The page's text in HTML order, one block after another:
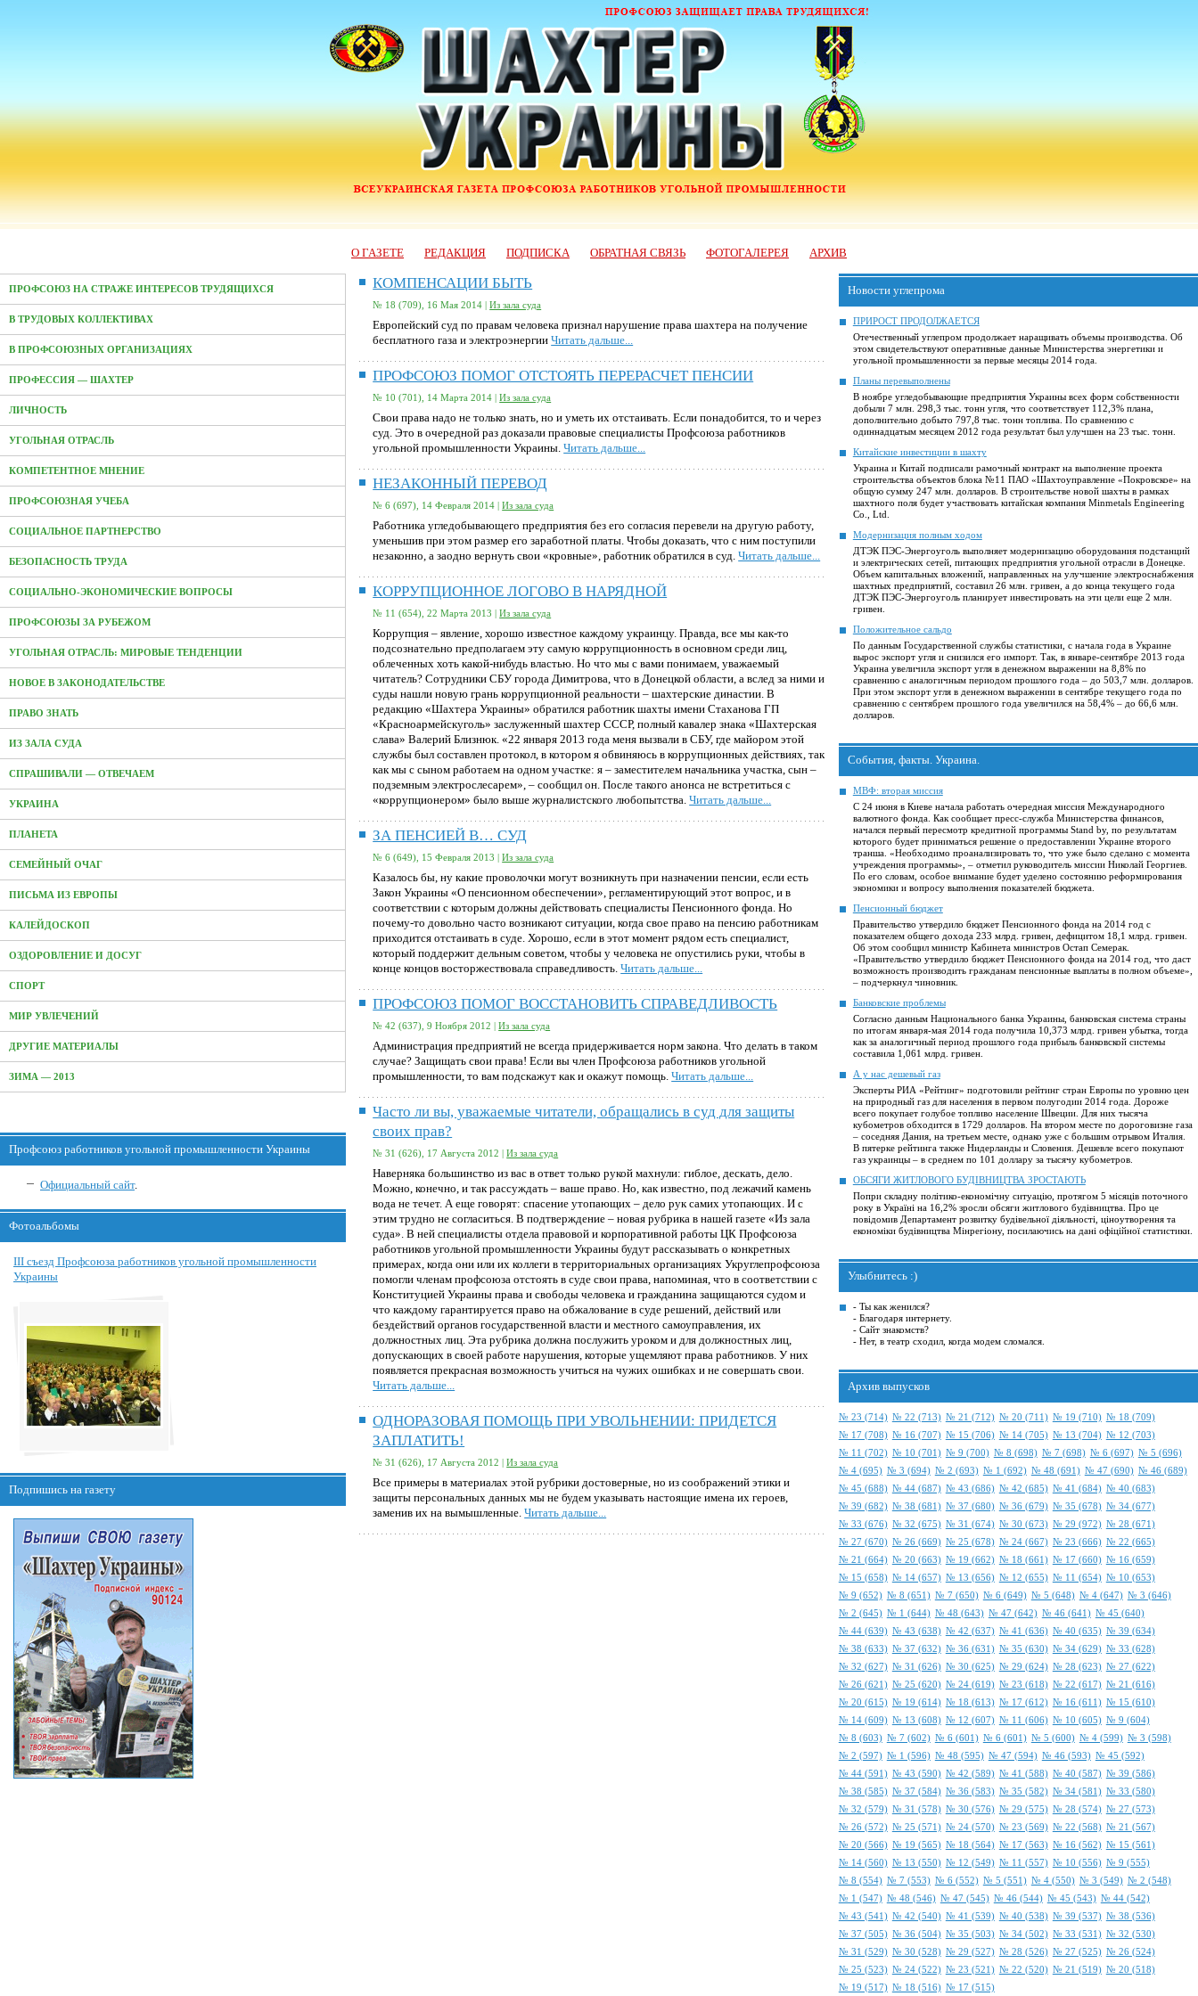
О ГАЗЕТЕ РЕДАКЦИЯ ПОДПИСКА ОБРАТНАЯ СВЯЗЬ ФОТОГАЛЕРЕЯ АРХИВ
ПРОФСОЮЗ НА СТРАЖЕ ИНТЕРЕСОВ ТРУДЯЩИХСЯ
В ТРУДОВЫХ КОЛЛЕКТИВАХ
В ПРОФСОЮЗНЫХ ОРГАНИЗАЦИЯХ
ПРОФЕССИЯ — ШАХТЕР
ЛИЧНОСТЬ
УГОЛЬНАЯ ОТРАСЛЬ
КОМПЕТЕНТНОЕ МНЕНИЕ
ПРОФСОЮЗНАЯ УЧЕБА
СОЦИАЛЬНОЕ ПАРТНЕРСТВО
БЕЗОПАСНОСТЬ ТРУДА
СОЦИАЛЬНО-ЭКОНОМИЧЕСКИЕ ВОПРОСЫ
ПРОФСОЮЗЫ ЗА РУБЕЖОМ
УГОЛЬНАЯ ОТРАСЛЬ: МИРОВЫЕ ТЕНДЕНЦИИ
НОВОЕ В ЗАКОНОДАТЕЛЬСТВЕ
ПРАВО ЗНАТЬ
ИЗ ЗАЛА СУДА
СПРАШИВАЛИ — ОТВЕЧАЕМ
УКРАИНА
ПЛАНЕТА
СЕМЕЙНЫЙ ОЧАГ
ПИСЬМА ИЗ ЕВРОПЫ
КАЛЕЙДОСКОП
ОЗДОРОВЛЕНИЕ И ДОСУГ
СПОРТ
МИР УВЛЕЧЕНИЙ
ДРУГИЕ МАТЕРИАЛЫ
ЗИМА — 2013
Профсоюз работников угольной промышленности Украины
Официальный сайт.
Фотоальбомы
III съезд Профсоюза работников угольной промышленности
Украины
Подпишись на газету
КОМПЕНСАЦИИ БЫТЬ
№ 18 (709), 16 Мая 2014 |Из зала суда
Европейский суд по правам человека признал нарушение права шахтера на получение
бесплатного газа и электроэнергииЧитать дальше...
ПРОФСОЮЗ ПОМОГ ОТСТОЯТЬ ПЕРЕРАСЧЕТ ПЕНСИИ
№ 10 (701), 14 Марта 2014 |Из зала суда
Свои права надо не только знать, но и уметь их отстаивать. Если понадобится, то и через
суд. Это в очередной раз доказали правовые специалисты Профсоюза работников
угольной промышленности Украины.Читать дальше...
НЕЗАКОННЫЙ ПЕРЕВОД
№ 6 (697), 14 Февраля 2014 |Из зала суда
Работника угледобывающего предприятия без его согласия перевели на другую работу,
уменьшив при этом размер его заработной платы. Чтобы доказать, что с ним поступили
незаконно, а заодно вернуть свои «кровные», работник обратился в суд.Читать дальше...
КОРРУПЦИОННОЕ ЛОГОВО В НАРЯДНОЙ
№ 11 (654), 22 Марта 2013 |Из зала суда
Коррупция – явление, хорошо известное каждому украинцу. Правда, все мы как-то
подсознательно предполагаем эту самую коррупционность в основном среди лиц,
облеченных хоть какой-нибудь властью. Но что мы с вами понимаем, уважаемый
читатель? Сотрудники СБУ города Димитрова, что в Донецкой области, а вслед за ними и
суды нашли новую грань коррупционной реальности – шахтерские династии. В
редакцию «Шахтера Украины» обратился работник шахты имени Стаханова ГП
«Красноармейскуголь» заслуженный шахтер СССР, полный кавалер знака «Шахтерская
слава» Валерий Близнюк. «22 января 2013 года меня вызвали в СБУ, где майором этой
службы был составлен протокол, в котором я обвиняюсь в коррупционных действиях, так
как мы с сыном работаем на одном участке: я – заместителем начальника участка, сын –
подземным электрослесарем», – сообщил он. После такого анонса не встретиться с
«коррупционером» было выше журналистского любопытства.Читать дальше...
ЗА ПЕНСИЕЙ В… СУД
№ 6 (649), 15 Февраля 2013 |Из зала суда
Казалось бы, ну какие проволочки могут возникнуть при назначении пенсии, если есть
Закон Украины «О пенсионном обеспечении», регламентирующий этот вопрос, и в
соответствии с которым должны действовать специалисты Пенсионного фонда. Но
почему-то довольно часто возникают ситуации, когда свое право на пенсию работникам
приходится отстаивать в суде. Хорошо, если в этот момент рядом есть специалист,
который поддержит дельным советом, чтобы у человека не опустились руки, чтобы в
конце концов восторжествовала справедливость.Читать дальше...
ПРОФСОЮЗ ПОМОГ ВОССТАНОВИТЬ СПРАВЕДЛИВОСТЬ
№ 42 (637), 9 Ноября 2012 |Из зала суда
Администрация предприятий не всегда придерживается норм закона. Что делать в таком
случае? Защищать свои права! Если вы член Профсоюза работников угольной
промышленности, то вам подскажут как и окажут помощь.Читать дальше...
Часто ли вы, уважаемые читатели, обращались в суд для защиты
своих прав?
№ 31 (626), 17 Августа 2012 |Из зала суда
Наверняка большинство из вас в ответ только рукой махнули: гиблое, дескать, дело.
Можно, конечно, и так рассуждать – ваше право. Но, как известно, под лежачий камень
вода не течет. А еще говорят: спасение утопающих – дело рук самих утопающих. И с
этим трудно не согласиться. В подтверждение – новая рубрика в нашей газете «Из зала
суда». В ней специалисты отдела правовой и корпоративной работы ЦК Профсоюза
работников угольной промышленности Украины будут рассказывать о конкретных
примерах, когда они или их коллеги в территориальных организациях Укруглепрофсоюза
помогли членам профсоюза отстоять в суде свои права, напоминая, что в соответствии с
Конституцией Украины права и свободы человека и гражданина защищаются судом и
что каждому гарантируется право на обжалование в суде решений, действий или
бездействий органов государственной власти и местного самоуправления, их
должностных лиц. Эта рубрика должна послужить уроком и для должностных лиц,
допускающих в своей работе нарушения, которые ущемляют права работников. У них
появляется прекрасная возможность учиться на чужих ошибках и не совершать свои.
Читать дальше...
ОДНОРАЗОВАЯ ПОМОЩЬ ПРИ УВОЛЬНЕНИИ: ПРИДЕТСЯ
ЗАПЛАТИТЬ!
№ 31 (626), 17 Августа 2012 |Из зала суда
Все примеры в материалах этой рубрики достоверные, но из соображений этики и
защиты персональных данных мы не будем указывать настоящие имена их героев,
заменив их на вымышленные.Читать дальше...
Новости углепрома
ПРИРОСТ ПРОДОЛЖАЕТСЯ
Отечественный углепром продолжает наращивать объемы производства. Об
этом свидетельствуют оперативные данные Министерства энергетики и
угольной промышленности за первые месяцы 2014 года.
Планы перевыполнены
В ноябре угледобывающие предприятия Украины всех форм собственности
добыли 7 млн. 298,3 тыс. тонн угля, что соответствует 112,3% плана,
дополнительно добыто 797,8 тыс. тонн топлива. По сравнению с
одиннадцатым месяцем 2012 года результат был улучшен на 23 тыс. тонн.
Китайские инвестиции в шахту
Украина и Китай подписали рамочный контракт на выполнение проекта
строительства объектов блока №11 ПАО «Шахтоуправление «Покровское» на
общую сумму 247 млн. долларов. В строительстве новой шахты в рамках
шахтного поля будет участвовать китайская компания Minmetals Engineering
Co., Ltd.
Модернизация полным ходом
ДТЭК ПЭС-Энергоуголь выполняет модернизацию оборудования подстанций
и электрических сетей, питающих предприятия угольной отрасли в Донецке.
Объем капитальных вложений, направленных на улучшение электроснабжения
шахтных предприятий, составил 26 млн. гривен, а до конца текущего года
ДТЭК ПЭС-Энергоуголь планирует инвестировать на эти цели еще 2 млн.
гривен.
Положительное сальдо
По данным Государственной службы статистики, с начала года в Украине
вырос экспорт угля и снизился его импорт. Так, в январе-сентябре 2013 года
Украина увеличила экспорт угля в денежном выражении на 8,8% по
сравнению с аналогичным периодом прошлого года – до 503,7 млн. долларов.
При этом экспорт угля в денежном выражении в сентябре текущего года по
сравнению с сентябрем прошлого года увеличился на 58,4% – до 66,6 млн.
долларов.
События, факты. Украина.
МВФ: вторая миссия
С 24 июня в Киеве начала работать очередная миссия Международного
валютного фонда. Как сообщает пресс-служба Министерства финансов,
начался первый пересмотр кредитной программы Stand by, по результатам
которого будет приниматься решение о предоставлении Украине второго
транша. «Необходимо проанализировать то, что уже было сделано с момента
учреждения программы», – отметил руководитель миссии Николай Георгиев.
По его словам, особое внимание будет уделено состоянию реформирования
экономики и вопросу выполнения показателей бюджета.
Пенсионный бюджет
Правительство утвердило бюджет Пенсионного фонда на 2014 год с
показателем общего дохода 233 млрд. гривен, дефицитом 18,1 млрд. гривен.
Об этом сообщил министр Кабинета министров Остап Семерак.
«Правительство утвердило бюджет Пенсионного фонда на 2014 год, что даст
возможность производить гражданам пенсионные выплаты в полном объеме»,
– подчеркнул чиновник.
Банковские проблемы
Согласно данным Национального банка Украины, банковская система страны
по итогам января-мая 2014 года получила 10,373 млрд. гривен убытка, тогда
как за аналогичный период прошлого года прибыль банковской системы
составила 1,061 млрд. гривен.
А у нас дешевый газ
Эксперты РИА «Рейтинг» подготовили рейтинг стран Европы по уровню цен
на природный газ для населения в первом полугодии 2014 года. Дороже
всего покупает голубое топливо население Швеции. Для них тысяча
кубометров обходится в 1729 долларов. На втором месте по дороговизне газа
– соседняя Дания, на третьем месте, однако уже с большим отрывом Италия.
В пятерке рейтинга также Нидерланды и Словения. Дешевле всего покупают
газ украинцы – в среднем по 101 доллару за тысячу кубометров.
ОБСЯГИ ЖИТЛОВОГО БУДІВНИЦТВА ЗРОСТАЮТЬ
Попри складну політико-економічну ситуацію, протягом 5 місяців поточного
року в Україні на 16,2% зросли обсяги житлового будівництва. Про це
повідомив Департамент розвитку будівельної діяльності, ціноутворення та
економіки будівництва Мінрегіону, посилаючись на дані офіційної статистики.
Улыбнитесь :)
- Ты как женился?
- Благодаря интернету.
- Сайт знакомств?
- Нет, в театр сходил, когда модем сломался.
Архив выпусков
№ 23 (714) № 22 (713) № 21 (712) № 20 (711) № 19 (710) № 18 (709)
№ 17 (708) № 16 (707) № 15 (706) № 14 (705) № 13 (704) № 12 (703)
№ 11 (702) № 10 (701) № 9 (700) № 8 (698) № 7 (698) № 6 (697) № 5 (696)
№ 4 (695) № 3 (694) № 2 (693) № 1 (692) № 48 (691) № 47 (690) № 46 (689)
№ 45 (688) № 44 (687) № 43 (686) № 42 (685) № 41 (684) № 40 (683)
№ 39 (682) № 38 (681) № 37 (680) № 36 (679) № 35 (678) № 34 (677)
№ 33 (676) № 32 (675) № 31 (674) № 30 (673) № 29 (972) № 28 (671)
№ 27 (670) № 26 (669) № 25 (678) № 24 (667) № 23 (666) № 22 (665)
№ 21 (664) № 20 (663) № 19 (662) № 18 (661) № 17 (660) № 16 (659)
№ 15 (658) № 14 (657) № 13 (656) № 12 (655) № 11 (654) № 10 (653)
№ 9 (652) № 8 (651) № 7 (650) № 6 (649) № 5 (648) № 4 (647) № 3 (646)
№ 2 (645) № 1 (644) № 48 (643) № 47 (642) № 46 (641) № 45 (640)
№ 44 (639) № 43 (638) № 42 (637) № 41 (636) № 40 (635) № 39 (634)
№ 38 (633) № 37 (632) № 36 (631) № 35 (630) № 34 (629) № 33 (628)
№ 32 (627) № 31 (626) № 30 (625) № 29 (624) № 28 (623) № 27 (622)
№ 26 (621) № 25 (620) № 24 (619) № 23 (618) № 22 (617) № 21 (616)
№ 20 (615) № 19 (614) № 18 (613) № 17 (612) № 16 (611) № 15 (610)
№ 14 (609) № 13 (608) № 12 (607) № 11 (606) № 10 (605) № 9 (604)
№ 8 (603) № 7 (602) № 6 (601) № 6 (601) № 5 (600) № 4 (599) № 3 (598)
№ 2 (597) № 1 (596) № 48 (595) № 47 (594) № 46 (593) № 45 (592)
№ 44 (591) № 43 (590) № 42 (589) № 41 (588) № 40 (587) № 39 (586)
№ 38 (585) № 37 (584) № 36 (583) № 35 (582) № 34 (581) № 33 (580)
№ 32 (579) № 31 (578) № 30 (576) № 29 (575) № 28 (574) № 27 (573)
№ 26 (572) № 25 (571) № 24 (570) № 23 (569) № 22 (568) № 21 (567)
№ 20 (566) № 19 (565) № 18 (564) № 17 (563) № 16 (562) № 15 (561)
№ 14 (560) № 13 (550) № 12 (549) № 11 (557) № 10 (556) № 9 (555)
№ 8 (554) № 7 (553) № 6 (552) № 5 (551) № 4 (550) № 3 (549) № 2 (548)
№ 1 (547) № 48 (546) № 47 (545) № 46 (544) № 45 (543) № 44 (542)
№ 43 (541) № 42 (540) № 41 (539) № 40 (538) № 39 (537) № 38 (536)
№ 37 (505) № 36 (504) № 35 (503) № 34 (502) № 33 (531) № 32 (530)
№ 31 (529) № 30 (528) № 29 (527) № 28 (526) № 27 (525) № 26 (524)
№ 25 (523) № 24 (522) № 23 (521) № 22 (520) № 21 (519) № 20 (518)
№ 19 (517) № 18 (516) № 17 (515)